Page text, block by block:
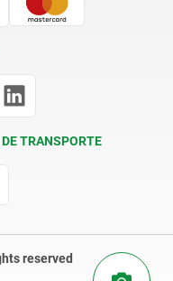
TRANSPORTE
reserved